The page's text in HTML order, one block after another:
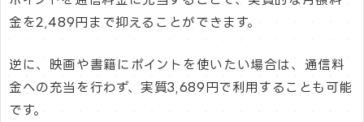
金を2,489円まで抑えることができます。
逆に、映画や書籍にポイントを使いたい場合は、通信料
金への充当を行わず、実質3,689円で利用することも可能
です。